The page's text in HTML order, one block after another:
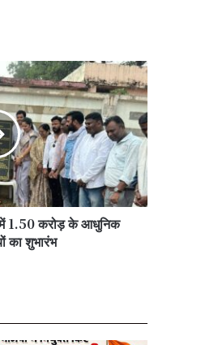
में 1.50 करोड़ के आधुनिक
का शुभारंभ